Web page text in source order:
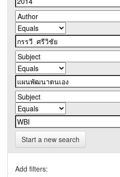
Start a new search
Add filters: